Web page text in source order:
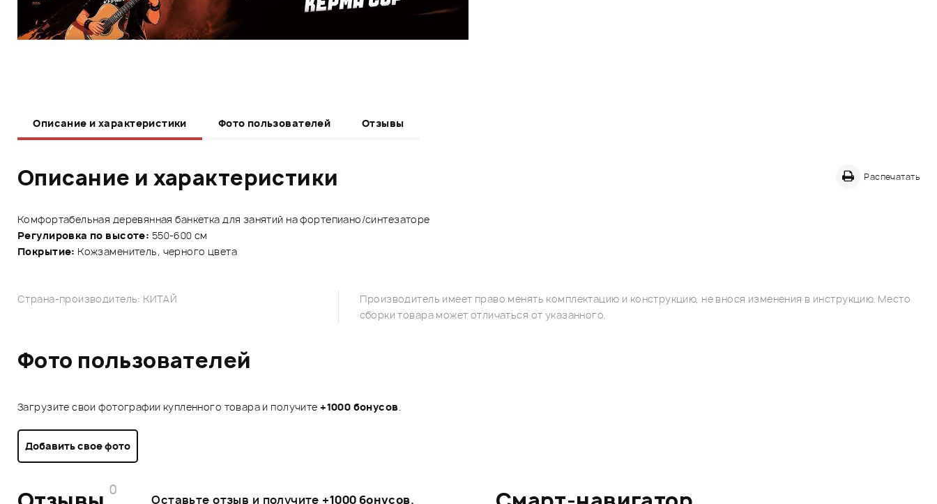
Описание и характеристики Фото пользователей Отзывы
Описание и характеристики Распечатать
Комфортабельная деревянная банкетка для занятий на фортепиано/синтезаторе
Регулировка по высоте: 550-600 см
Покрытие: Кожзаменитель, черного цвета
Страна-производитель: КИТАЙ
Производитель имеет право менять комплектацию и конструкцию, не внося изменения в инструкцию. Место
сборки товара может отличаться от указанного.
Фото пользователей
Загрузите свои фотографии купленного товара и получите+1000 бонусов.
Добавить свое фото
0
Оставьте отзыв и получите +1000 бонусов.